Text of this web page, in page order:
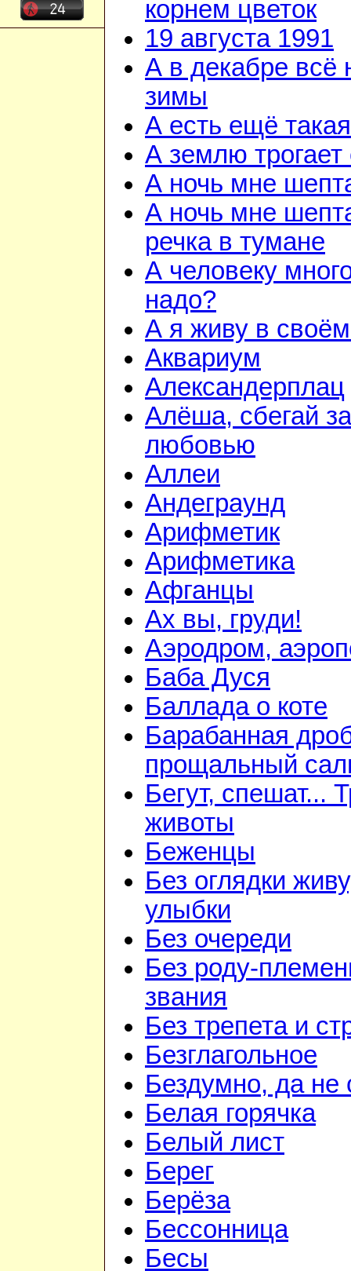
корнем цветок
19 августа 1991
А в декабре всё
зимы
А есть ещё
А землю трогает
А ночь мне
А ночь мне
речка в тумане
А человеку
надо?
А я живу в своём
Аквариум
Александерплац
Алёша, сбегай за
любовью
Аллеи
Андеграунд
Арифметик
Арифметика
Афганцы
Ах вы, груди!
Аэродром,
Баба Дуся
Баллада о коте
Барабанная
прощальный
Бегут, спешат...
животы
Беженцы
Без оглядки
улыбки
Без очереди
Без роду-
звания
Без трепета и
Безглагольное
Бездумно, да не
Белая горячка
Белый лист
Берег
Берёза
Бессонница
Бесы